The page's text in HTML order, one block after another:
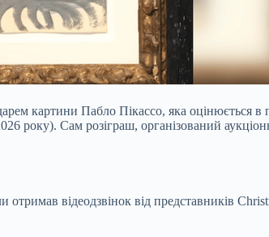
картини Пабло Пікассо, яка оцінюється
26 року). Сам розіграш, організований
відеодзвінок від представників